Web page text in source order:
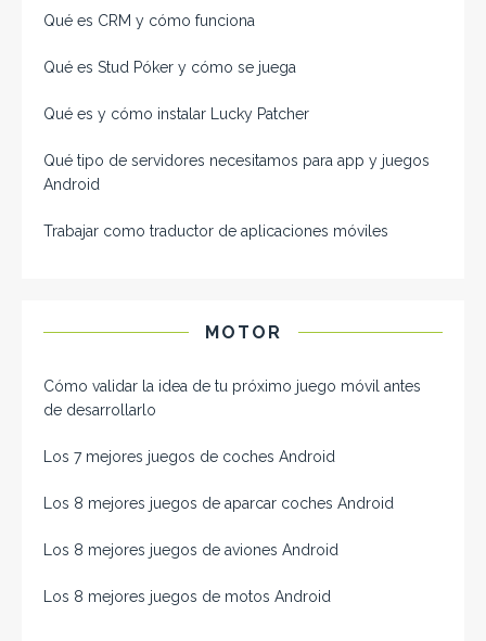
Qué es CRM y cómo funciona
Qué es Stud Póker y cómo se juega
Qué es y cómo instalar Lucky Patcher
Qué tipo de servidores necesitamos para app y juegos
Android
Trabajar como traductor de aplicaciones móviles
MOTOR
Cómo validar la idea de tu próximo juego móvil antes
de desarrollarlo
Los 7 mejores juegos de coches Android
Los 8 mejores juegos de aparcar coches Android
Los 8 mejores juegos de aviones Android
Los 8 mejores juegos de motos Android